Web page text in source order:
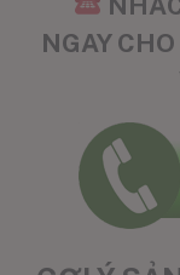
NGAY